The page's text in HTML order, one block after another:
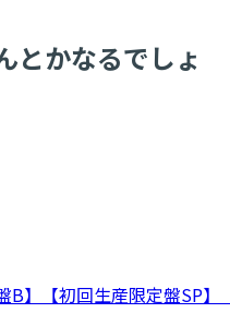
とかなるでしょ
B】 【初回生産限定盤SP】